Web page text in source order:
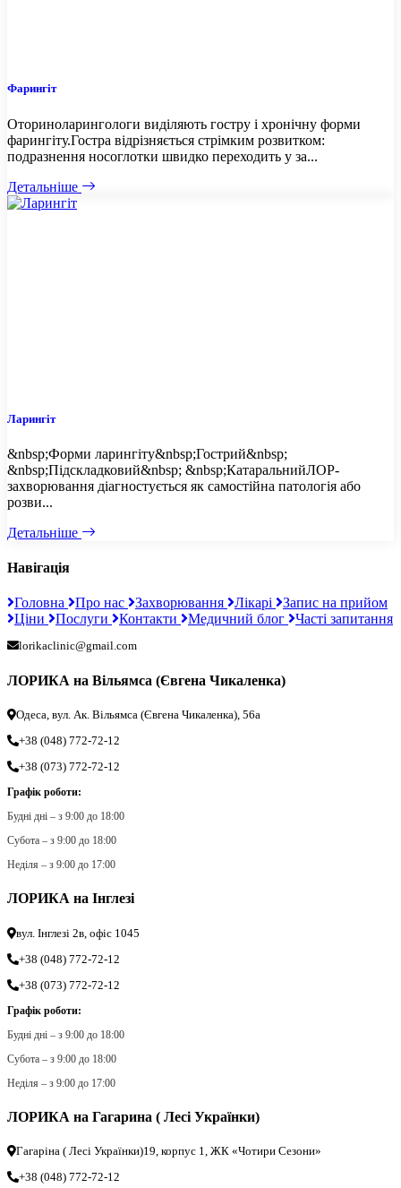
Фарингіт
Оториноларингологи виділяють гостру і хронічну форми
фарингіту.Гостра відрізняється стрімким розвитком:
подразнення носоглотки швидко переходить у за...
Детальніше
Ларингіт
&nbsp;Форми ларингіту&nbsp;Гострий&nbsp;
&nbsp;Підскладковий&nbsp; &nbsp;КатаральнийЛОР-
захворювання діагностується як самостійна патологія або
розви...
Детальніше
Навігація
Головна Про нас Захворювання Лікарі
Запис на прийом
Ціни
Послуги Контакти Медичний блог Часті запитання
lorikaclinic@gmail.com
ЛОРИКА на Вільямса (Євгена Чикаленка)
Одеса, вул. Ак. Вільямса (Євгена Чикаленка), 56а
+38 (048) 772-72-12
+38 (073) 772-72-12
Графік роботи:
Будні дні – з 9:00 до 18:00
Субота – з 9:00 до 18:00
Неділя – з 9:00 до 17:00
ЛОРИКА на Інглезі
вул. Інглезі 2в, офіс 1045
+38 (048) 772-72-12
+38 (073) 772-72-12
Графік роботи:
Будні дні – з 9:00 до 18:00
Субота – з 9:00 до 18:00
Неділя – з 9:00 до 17:00
ЛОРИКА на Гагарина ( Лесі Українки)
Гагаріна ( Лесі Українки)19, корпус 1, ЖК «Чотири Сезони»
+38 (048) 772-72-12